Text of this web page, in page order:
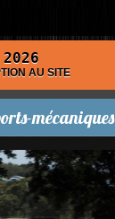
AU SITE
mécaniques